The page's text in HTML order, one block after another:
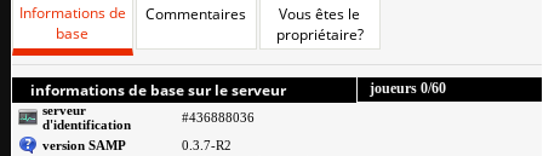
Informations de
base
Commentaires
Vous êtes le
propriétaire?
informations de base sur le serveur
serveur
d'identification
#436888036
version SAMP
0.3.7-R2
joueurs 0/60